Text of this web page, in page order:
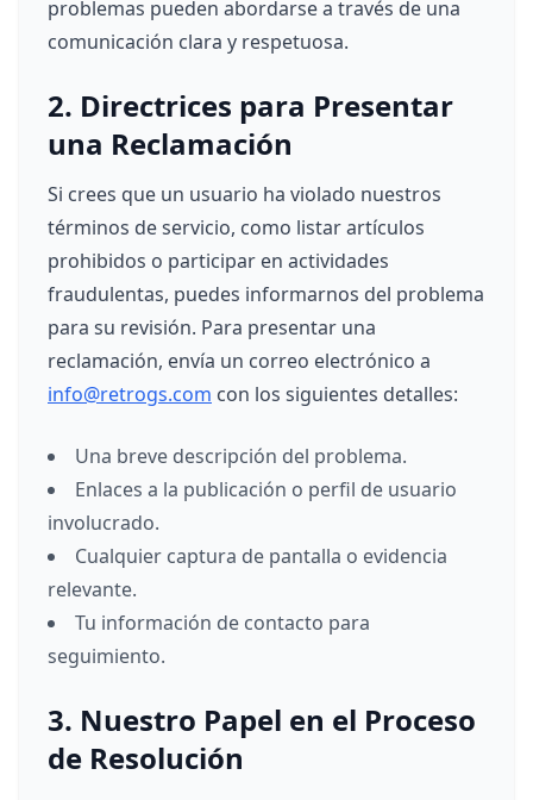
problemas pueden abordarse a través de una
comunicación clara y respetuosa.
2. Directrices para Presentar
una Reclamación
Si crees que un usuario ha violado nuestros
términos de servicio, como listar artículos
prohibidos o participar en actividades
fraudulentas, puedes informarnos del problema
para su revisión. Para presentar una
reclamación, envía un correo electrónico a
info@retrogs.com con los siguientes detalles:
Una breve descripción del problema.
Enlaces a la publicación o perfil de usuario
involucrado.
Cualquier captura de pantalla o evidencia
relevante.
Tu información de contacto para
seguimiento.
3. Nuestro Papel en el Proceso
de Resolución